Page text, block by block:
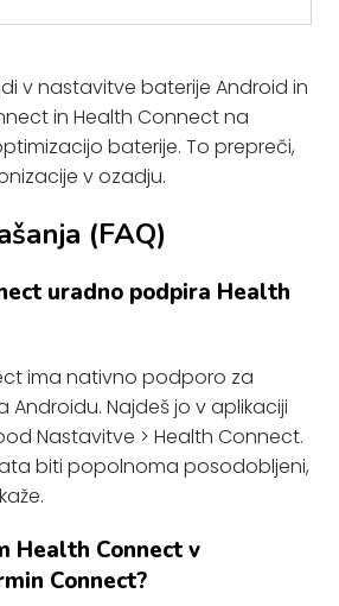
v nastavitve baterije Android in
in Health Connect na
baterije. To prepreči,
v ozadju.
(FAQ)
uradno podpira Health
ima nativno podporo za
Androidu. Najdeš jo v aplikaciji
Nastavitve > Health Connect.
biti popolnoma posodobljeni,
Health Connect v
Connect?